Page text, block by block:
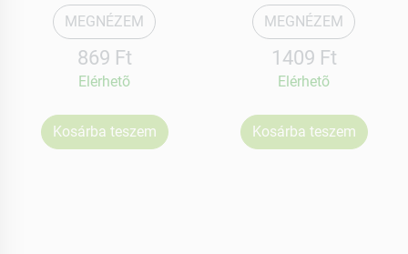
MEGNÉZEM
869 Ft
Elérhetõ
Kosárba teszem
MEGNÉZEM
1409 Ft
Elérhetõ
Kosárba teszem